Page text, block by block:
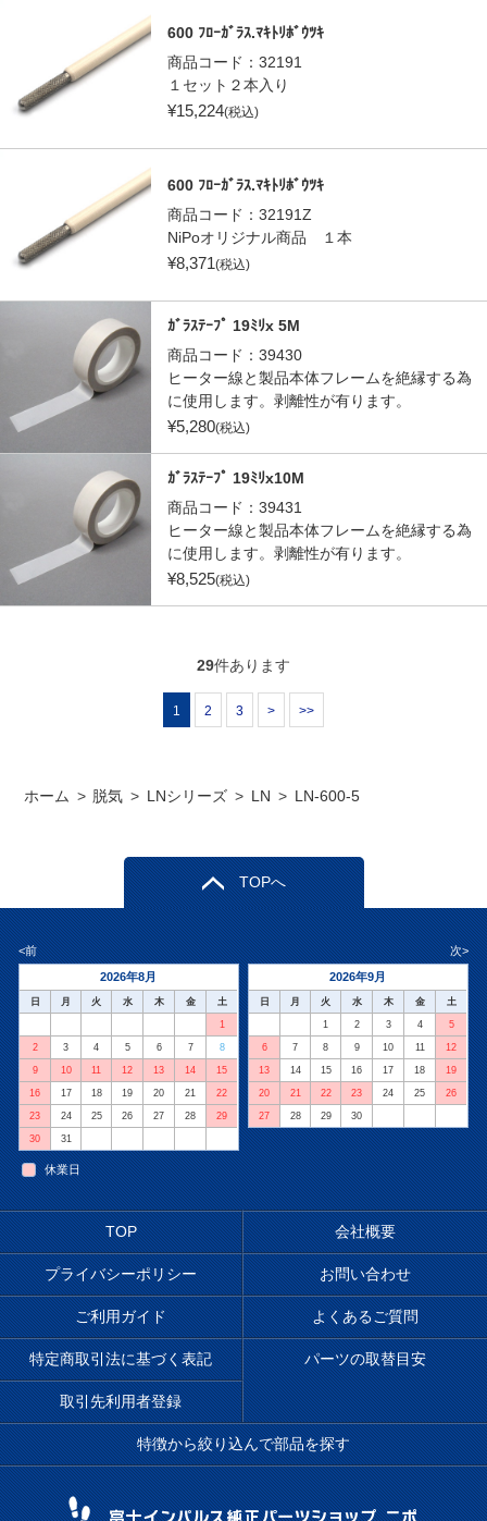
600 ﾌﾛｰｶﾞﾗｽ.ﾏｷﾄﾘﾎﾞｳﾂｷ
商品コード： 32191
１セット２本入り
¥15,224(税込)
600 ﾌﾛｰｶﾞﾗｽ.ﾏｷﾄﾘﾎﾞｳﾂｷ
商品コード： 32191Z
NiPoオリジナル商品 １本
¥8,371(税込)
ｶﾞﾗｽﾃｰﾌﾟ 19ﾐﾘx 5M
商品コード： 39430
ヒーター線と製品本体フレームを絶縁する為
に使用します。剥離性が有ります。
¥5,280(税込)
ｶﾞﾗｽﾃｰﾌﾟ 19ﾐﾘx10M
商品コード： 39431
ヒーター線と製品本体フレームを絶縁する為
に使用します。剥離性が有ります。
¥8,525(税込)
29件あります
1 2 3 > >>
ホーム > 脱気 > LNシリーズ > LN > LN-600-5
TOPへ
<前
次>
2026年8月
日 月 火 水 木 金 土
1
2 3 4 5 6 7 8
9 10 11 12 13 14 15
16 17 18 19 20 21 22
23 24 25 26 27 28 29
30 31
2026年9月
日 月 火 水 木 金 土
1 2 3 4 5
6 7 8 9 10 11 12
13 14 15 16 17 18 19
20 21 22 23 24 25 26
27 28 29 30
休業日
TOP 会社概要
プライバシーポリシー お問い合わせ
ご利用ガイド よくあるご質問
特定商取引法に基づく表記 パーツの取替目安
取引先利用者登録
特徴から絞り込んで部品を探す